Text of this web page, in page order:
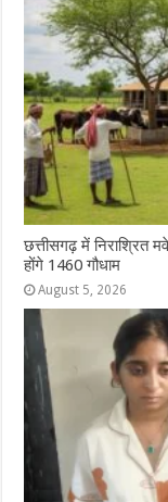
छत्तीसगढ़ में निराश्रित
होंगे 1460 गौधाम
August 5, 2026